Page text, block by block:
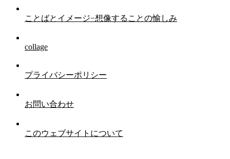
ことばとイメージ−想像することの愉しみ
collage
プライバシーポリシー
お問い合わせ
このウェブサイトについて